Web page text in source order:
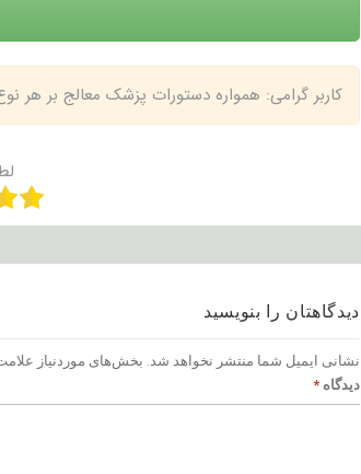
کاربر گرامی: همواره دستورات پزشک معالج بر هر
دیدگاهتان را بنویسید
نشانی ایمیل شما منتشر نخواهد شد. بخش‌های موردنیاز
دیدگاه *